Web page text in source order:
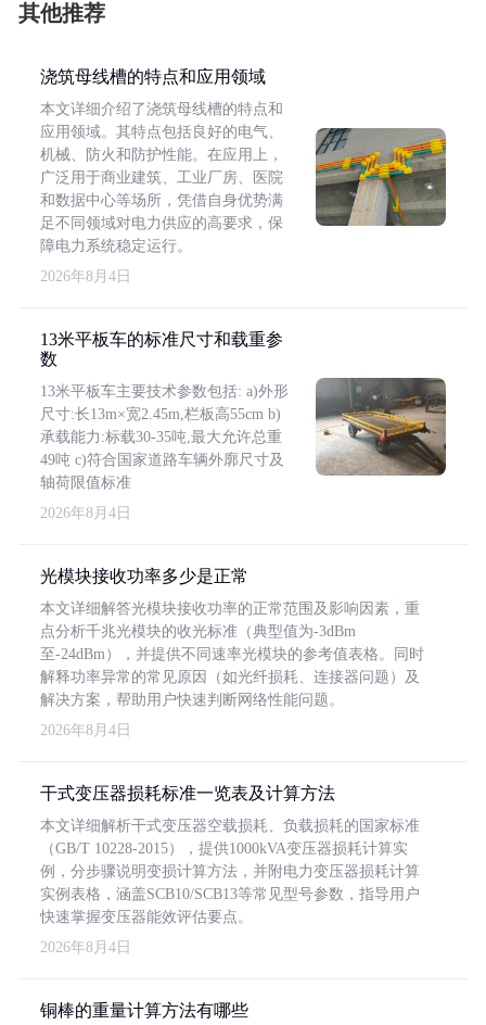
其他推荐
浇筑母线槽的特点和应用领域
本文详细介绍了浇筑母线槽的特点和
应用领域。其特点包括良好的电气、
机械、防火和防护性能。在应用上，
广泛用于商业建筑、工业厂房、医院
和数据中心等场所，凭借自身优势满
足不同领域对电力供应的高要求，保
障电力系统稳定运行。
2026年8月4日
13米平板车的标准尺寸和载重参
数
13米平板车主要技术参数包括: a)外形
尺寸:长13m×宽2.45m,栏板高55cm b)
承载能力:标载30-35吨,最大允许总重
49吨 c)符合国家道路车辆外廓尺寸及
轴荷限值标准
2026年8月4日
光模块接收功率多少是正常
本文详细解答光模块接收功率的正常范围及影响因素，重
点分析千兆光模块的收光标准（典型值为-3dBm
至-24dBm），并提供不同速率光模块的参考值表格。同时
解释功率异常的常见原因（如光纤损耗、连接器问题）及
解决方案，帮助用户快速判断网络性能问题。
2026年8月4日
干式变压器损耗标准一览表及计算方法
本文详细解析干式变压器空载损耗、负载损耗的国家标准
（GB/T 10228-2015），提供1000kVA变压器损耗计算实
例，分步骤说明变损计算方法，并附电力变压器损耗计算
实例表格，涵盖SCB10/SCB13等常见型号参数，指导用户
快速掌握变压器能效评估要点。
2026年8月4日
铜棒的重量计算方法有哪些